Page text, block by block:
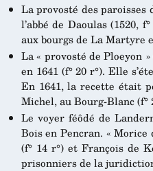
La provosté des
l’abbé de Daoulas (1520,
aux bourgs de La Martyre
La « provosté de Ploeyon
en 1641 (f° 20 r°). Elle
En 1641, la recette était
Michel, au Bourg-Blanc (f°
Le voyer féôdé de
Bois en Pencran. «
(f° 14 r°) et François de
prisonniers de la